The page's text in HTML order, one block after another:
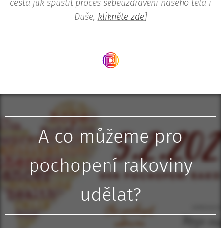
cesta jak spustit proces sebeuzdravení našeho těla i
Duše, klikněte zde]
A co můžeme pro
pochopení rakoviny
udělat?